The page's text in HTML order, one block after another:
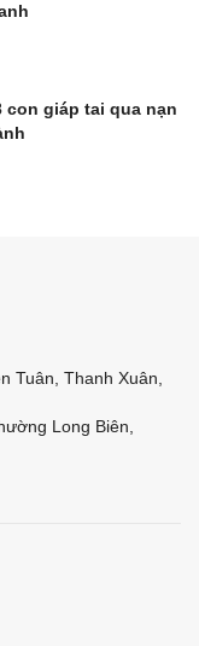
con giáp tai qua nạn
Tuân, Thanh Xuân,
Long Biên,